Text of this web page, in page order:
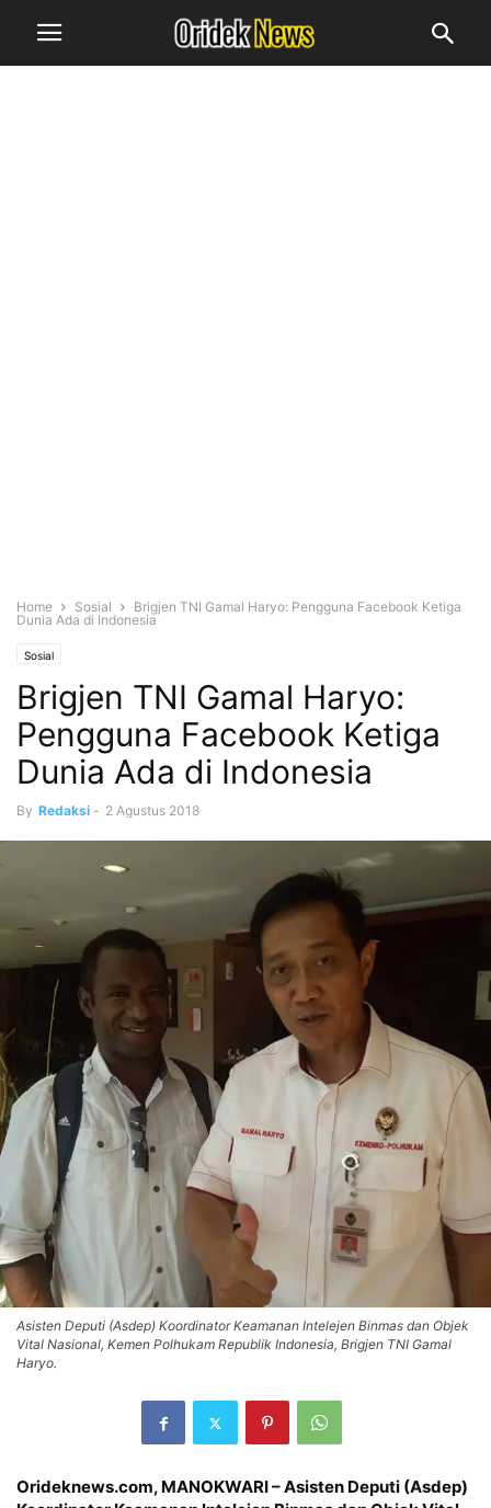
Home Sosial
Brigjen TNI Gamal Haryo: Pengguna Facebook Ketiga
Dunia Ada di Indonesia
Sosial
Brigjen TNI Gamal Haryo:
Pengguna Facebook Ketiga
Dunia Ada di Indonesia
By Redaksi - 2 Agustus 2018
Asisten Deputi (Asdep) Koordinator Keamanan Intelejen Binmas dan Objek
Vital Nasional, Kemen Polhukam Republik Indonesia, Brigjen TNI Gamal
Haryo.
Orideknews.com, MANOKWARI – Asisten Deputi (Asdep)